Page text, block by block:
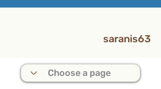
saranis63